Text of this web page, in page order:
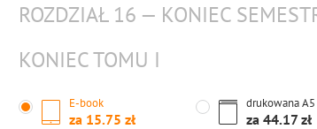
ROZDZIAŁ 16 — KONIEC
KONIEC TOMU I
E-book
za 15.75
drukowanaA5
za 44.17